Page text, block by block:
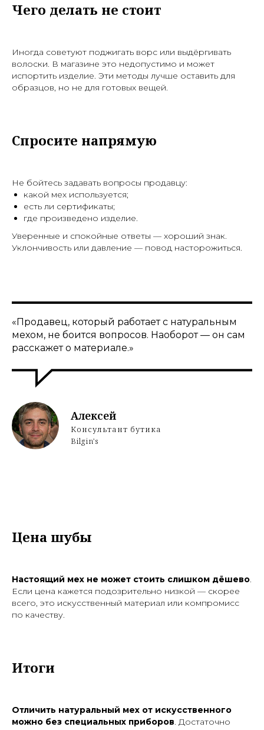
Чего делать не стоит
Иногда советуют поджигать ворс или выдёргивать
волоски. В магазине это недопустимо и может
испортить изделие. Эти методы лучше оставить для
образцов, но не для готовых вещей.
Спросите напрямую
Не бойтесь задавать вопросы продавцу:
какой мех используется;
есть ли сертификаты;
где произведено изделие.
Уверенные и спокойные ответы — хороший знак.
Уклончивость или давление — повод насторожиться.
«Продавец, который работает с натуральным
мехом, не боится вопросов. Наоборот — он сам
расскажет о материале.»
Алексей
Консультант бутика
Bilgin's
Цена шубы
Настоящий мех не может стоить слишком дёшево.
Если цена кажется подозрительно низкой — скорее
всего, это искусственный материал или компромисс
по качеству.
Итоги
Отличить натуральный мех от искусственного
можно без специальных приборов. Достаточно